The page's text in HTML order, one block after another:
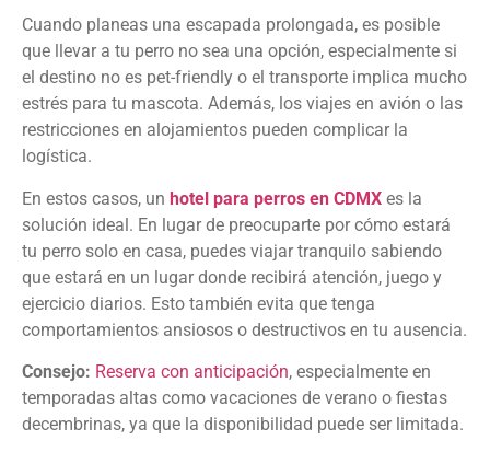
Cuando planeas una escapada prolongada, es posible
que llevar a tu perro no sea una opción, especialmente si
el destino no es pet-friendly o el transporte implica mucho
estrés para tu mascota. Además, los viajes en avión o las
restricciones en alojamientos pueden complicar la
logística.
En estos casos, un hotel para perros en CDMX es la
solución ideal. En lugar de preocuparte por cómo estará
tu perro solo en casa, puedes viajar tranquilo sabiendo
que estará en un lugar donde recibirá atención, juego y
ejercicio diarios. Esto también evita que tenga
comportamientos ansiosos o destructivos en tu ausencia.
Consejo: Reserva con anticipación, especialmente en
temporadas altas como vacaciones de verano o fiestas
decembrinas, ya que la disponibilidad puede ser limitada.